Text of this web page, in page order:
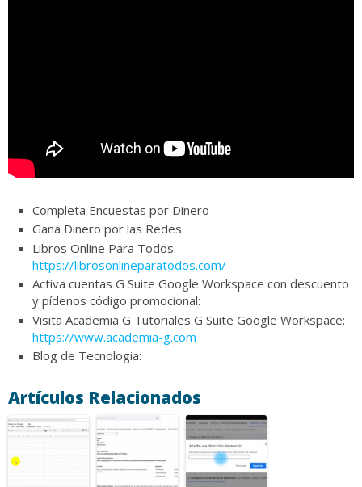
Completa Encuestas por Dinero
Gana Dinero por las Redes
Libros Online Para Todos:
https://librosonlineparatodos.com/
Activa cuentas G Suite Google Workspace con descuento
y pídenos código promocional:
Visita Academia G Tutoriales G Suite Google Workspace:
https://www.academia-g.com
Blog de Tecnologia:
Artículos Relacionados